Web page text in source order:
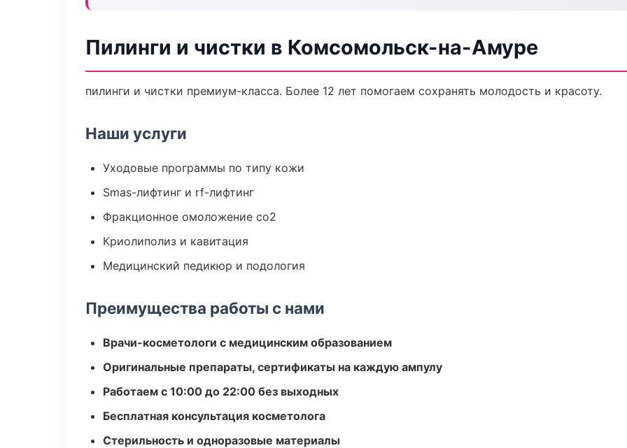
Пилинги и чистки в Комсомольск-на-Амуре
пилинги и чистки премиум-класса. Более 12 лет помогаем сохранять молодость и красоту.
Наши услуги
Уходовые программы по типу кожи
Smas-лифтинг и rf-лифтинг
Фракционное омоложение co2
Криолиполиз и кавитация
Медицинский педикюр и подология
Преимущества работы с нами
Врачи-косметологи с медицинским образованием
Оригинальные препараты, сертификаты на каждую ампулу
Работаем с 10:00 до 22:00 без выходных
Бесплатная консультация косметолога
Стерильность и одноразовые материалы